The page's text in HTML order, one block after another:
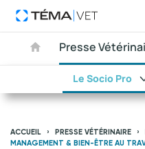
Presse
Le Socio Pro
ACCUEIL PRESSE VÉTÉRINAIRE
MANAGEMENT & BIEN-ÊTRE AU